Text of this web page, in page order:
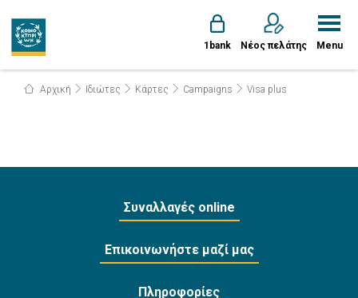
1bank Νέος πελάτης Menu
Αρχική Ιδιώτες Κάρτες Campaigns Visa plus
Συναλλαγές online
Επικοινωνήστε μαζί μας
Πληροφορίες